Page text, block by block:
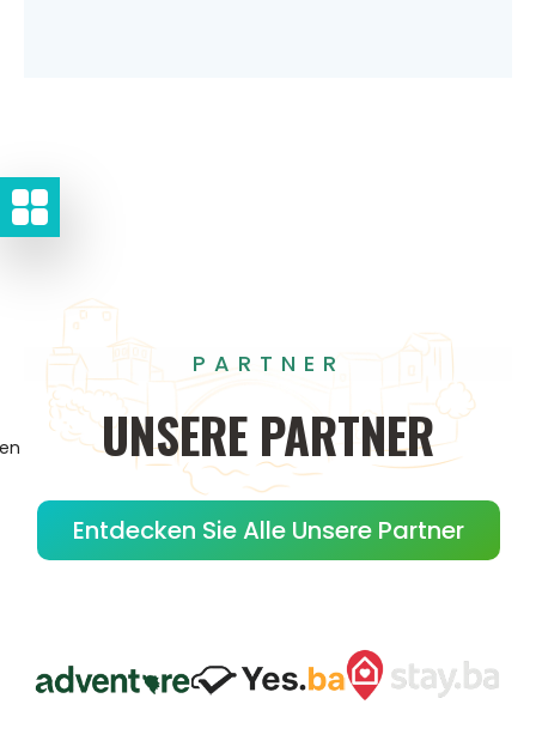
PARTNER
UNSERE PARTNER
Entdecken Sie Alle Unsere Partner